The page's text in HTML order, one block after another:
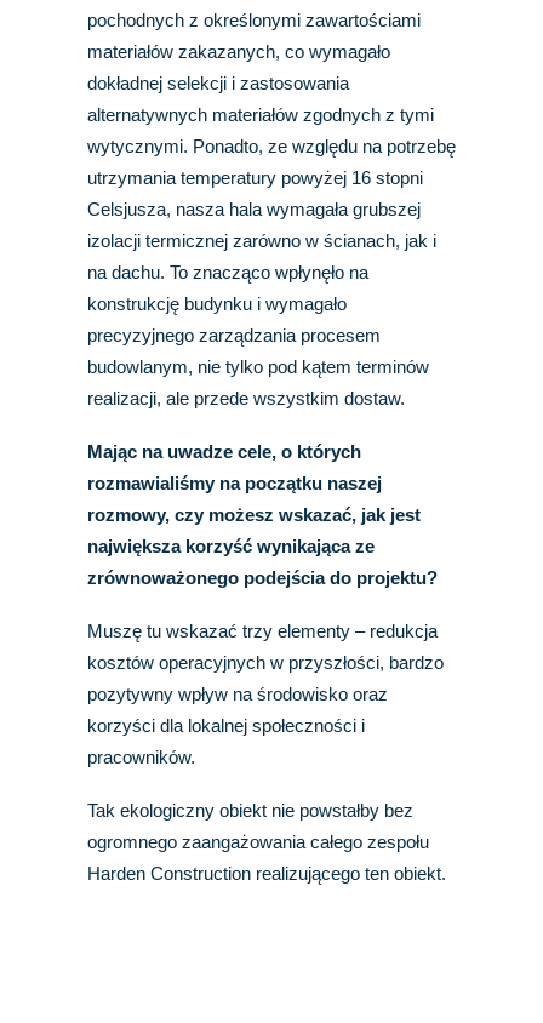
pochodnych z określonymi zawartościami
materiałów zakazanych, co wymagało
dokładnej selekcji i zastosowania
alternatywnych materiałów zgodnych z tymi
wytycznymi. Ponadto, ze względu na potrzebę
utrzymania temperatury powyżej 16 stopni
Celsjusza, nasza hala wymagała grubszej
izolacji termicznej zarówno w ścianach, jak i
na dachu. To znacząco wpłynęło na
konstrukcję budynku i wymagało
precyzyjnego zarządzania procesem
budowlanym, nie tylko pod kątem terminów
realizacji, ale przede wszystkim dostaw.
Mając na uwadze cele, o których
rozmawialiśmy na początku naszej
rozmowy, czy możesz wskazać, jak jest
największa korzyść wynikająca ze
zrównoważonego podejścia do projektu?
Muszę tu wskazać trzy elementy – redukcja
kosztów operacyjnych w przyszłości, bardzo
pozytywny wpływ na środowisko oraz
korzyści dla lokalnej społeczności i
pracowników.
Tak ekologiczny obiekt nie powstałby bez
ogromnego zaangażowania całego zespołu
Harden Construction realizującego ten obiekt.